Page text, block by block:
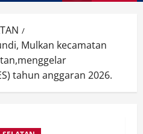
Mulkan kecamatan
tahun anggaran 2026.